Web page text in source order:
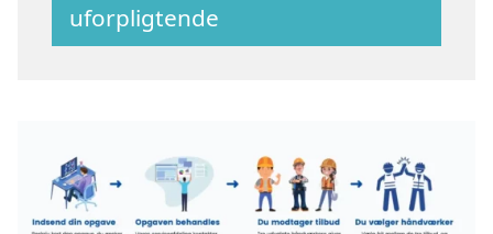
uforpligtende